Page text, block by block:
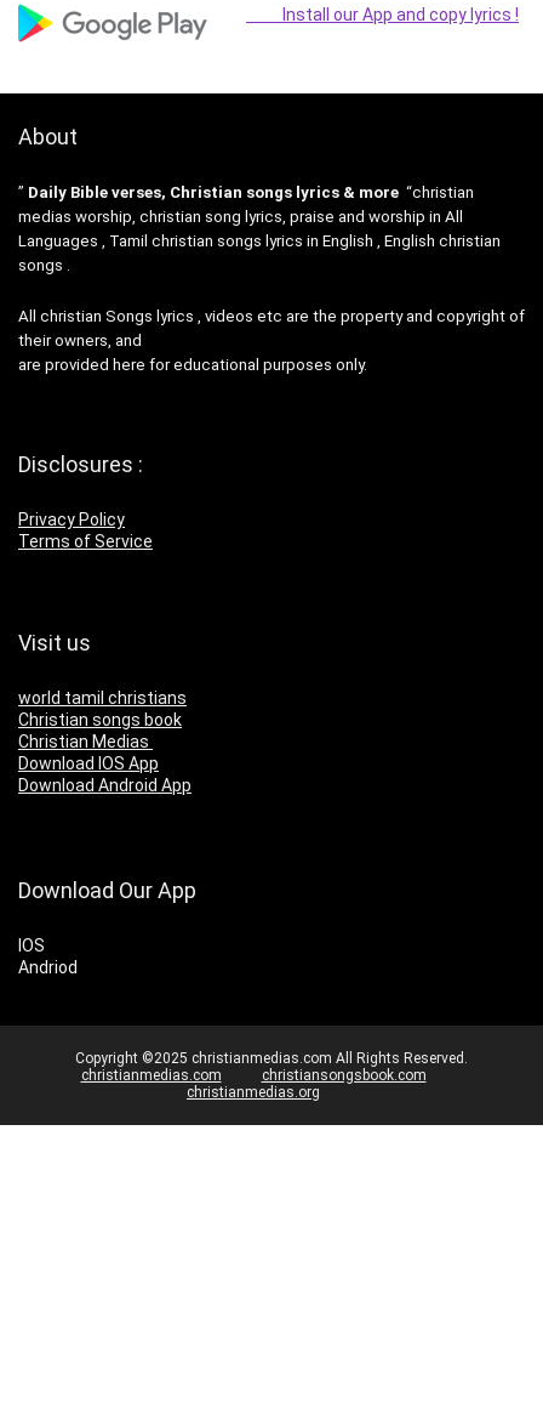
Install our App and copy lyrics !
About
” Daily Bible verses, Christian songs lyrics & more “christian
medias worship, christian song lyrics, praise and worship in All
Languages , Tamil christian songs lyrics in English , English christian
songs .
All christian Songs lyrics , videos etc are the property and copyright of
their owners, and
are provided here for educational purposes only.
Disclosures :
Privacy Policy
Terms of Service
Visit us
world tamil christians
Christian songs book
Christian Medias
Download IOS App
Download Android App
Download Our App
IOS
Andriod
Copyright ©2025 christianmedias.com All Rights Reserved.
christianmedias.com
christiansongsbook.com
christianmedias.org